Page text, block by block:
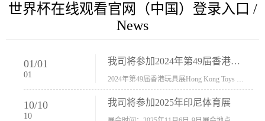
世界杯在线观看官网（中国）登录入口 /
News
01/01
01
我司将参加2024年第49届香港玩具展Hong Kong Toys & Games Fair 欢迎新···
10/10
10
我司将参加2025年印尼体育展